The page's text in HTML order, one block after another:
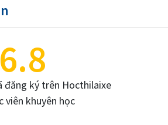
6.8
đăng ký trên Hocthilaixe
viên khuyên học